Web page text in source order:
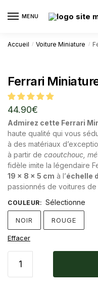
MENU
Accueil / Voiture Miniature /
Ferrari
44.90€
Admirez cette Ferrari
haute qualité qui vous
à des matériaux
à partir de caoutchouc,
fidèle imite la légendaire
19 x 8 x 5 cm à l’échelle
passionnés de voitures de
COULEUR: Sélectionne
NOIR ROUGE
Effacer